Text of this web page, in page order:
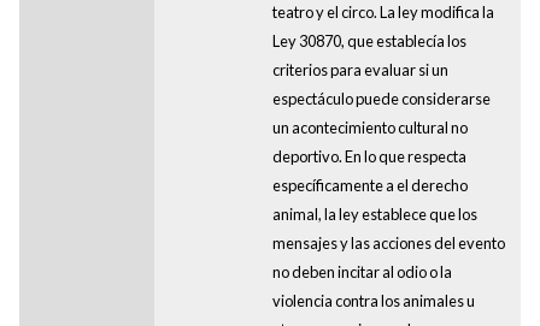
teatro y el circo. La ley modifica la
Ley 30870, que establecía los
criterios para evaluar si un
espectáculo puede considerarse
un acontecimiento cultural no
deportivo. En lo que respecta
específicamente a el derecho
animal, la ley establece que los
mensajes y las acciones del evento
no deben incitar al odio o la
violencia contra los animales u